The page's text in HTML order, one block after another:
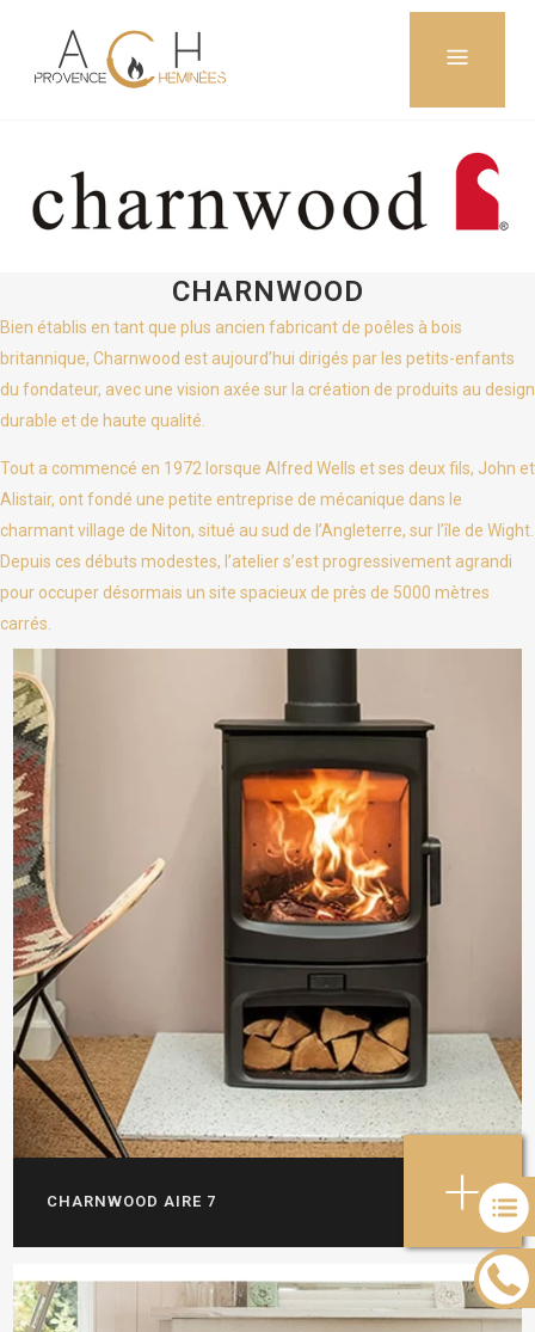
CHARNWOOD
Bien établis en tant que plus ancien fabricant de poêles à bois
britannique, Charnwood est aujourd’hui dirigés par les petits-enfants
du fondateur, avec une vision axée sur la création de produits au design
durable et de haute qualité.
Tout a commencé en 1972 lorsque Alfred Wells et ses deux fils, John et
Alistair, ont fondé une petite entreprise de mécanique dans le
charmant village de Niton, situé au sud de l’Angleterre, sur l’île de Wight.
Depuis ces débuts modestes, l’atelier s’est progressivement agrandi
pour occuper désormais un site spacieux de près de 5000 mètres
carrés.
+
CHARNWOOD AIRE 7